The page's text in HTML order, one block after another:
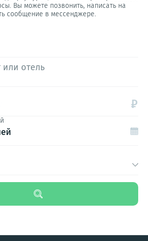
Вы можете позвонить, написать на
сообщение в мессенджере.
или отель
₽